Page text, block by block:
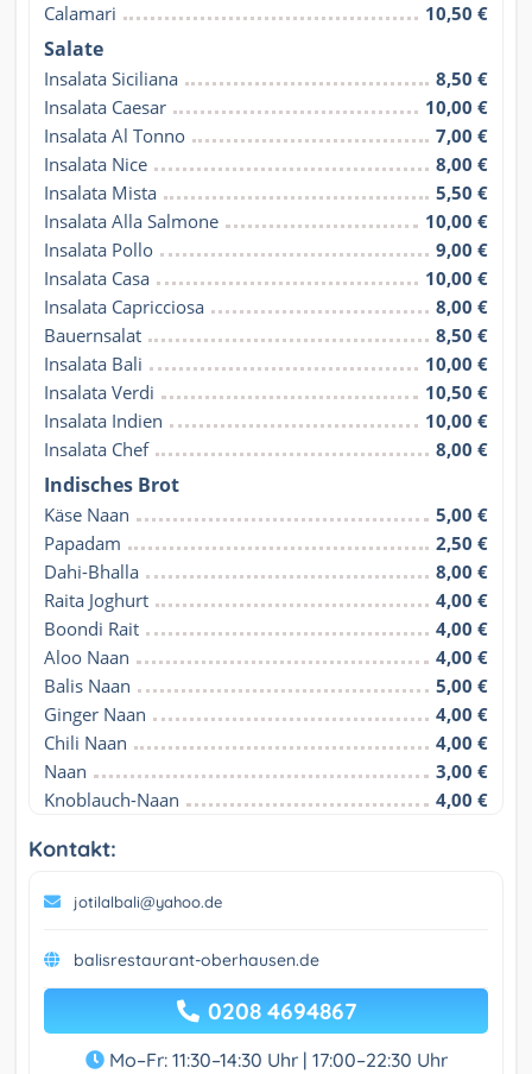
Calamari
10,50 €
Salate
Insalata Siciliana
8,50 €
Insalata Caesar
10,00 €
Insalata Al Tonno
7,00 €
Insalata Nice
8,00 €
Insalata Mista
5,50 €
Insalata Alla Salmone
10,00 €
Insalata Pollo
9,00 €
Insalata Casa
10,00 €
Insalata Capricciosa
8,00 €
Bauernsalat
8,50 €
Insalata Bali
10,00 €
Insalata Verdi
10,50 €
Insalata Indien
10,00 €
Insalata Chef
8,00 €
Indisches Brot
Käse Naan
5,00 €
Papadam
2,50 €
Dahi-Bhalla
8,00 €
Raita Joghurt
4,00 €
Boondi Rait
4,00 €
Aloo Naan
4,00 €
Balis Naan
5,00 €
Ginger Naan
4,00 €
Chili Naan
4,00 €
Naan
3,00 €
Knoblauch-Naan
4,00 €
Kontakt:
jotilalbali@yahoo.de
balisrestaurant-oberhausen.de
0208 4694867
Mo–Fr: 11:30–14:30 Uhr | 17:00–22:30 Uhr